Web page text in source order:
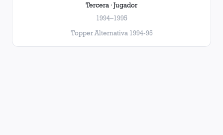
Tercera · Jugador
1994–1995
Topper Alternativa 1994-95